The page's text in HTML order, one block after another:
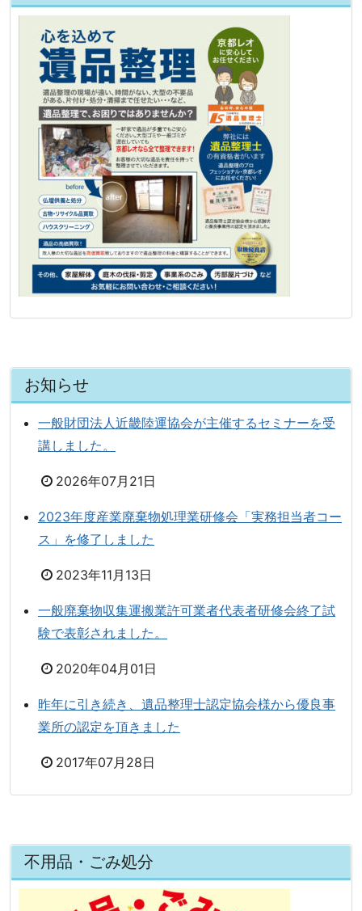
お知らせ
一般財団法人近畿陸運協会が主催するセミナーを受
講しました。
2026年07月21日
2023年度産業廃棄物処理業研修会「実務担当者コー
ス」を修了しました
2023年11月13日
一般廃棄物収集運搬業許可業者代表者研修会終了試
験で表彰されました。
2020年04月01日
昨年に引き続き、遺品整理士認定協会様から優良事
業所の認定を頂きました
2017年07月28日
不用品・ごみ処分